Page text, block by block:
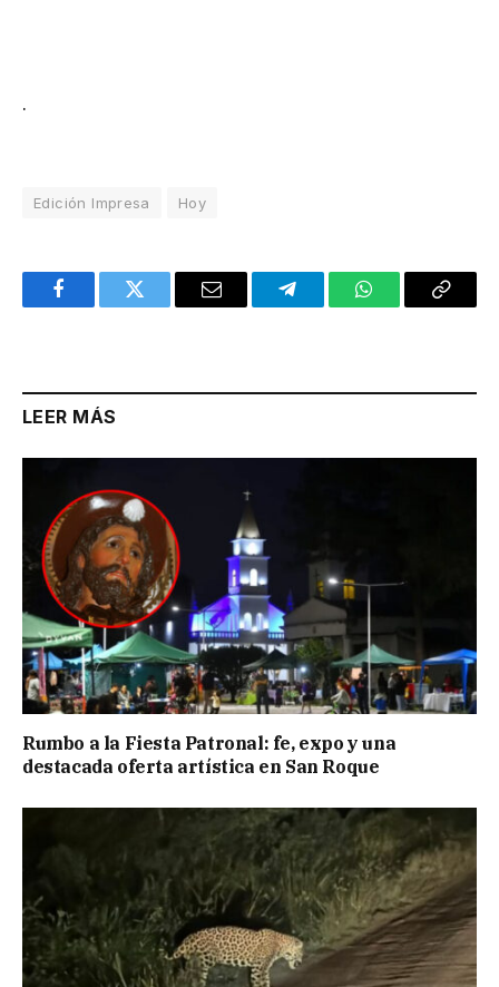
.
Edición Impresa Hoy
FacebookTwitter Email TelegramWhatsAppCopy
LEER MÁS
Rumbo a la Fiesta Patronal: fe, expo y una
destacada oferta artística en San Roque